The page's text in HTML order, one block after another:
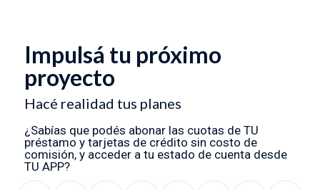
Impulsá tu próximo
proyecto
Hacé realidad tus planes
¿Sabías que podés abonar las cuotas de TU
préstamo y tarjetas de crédito sin costo de
comisión, y acceder a tu estado de cuenta desde
TU APP?​